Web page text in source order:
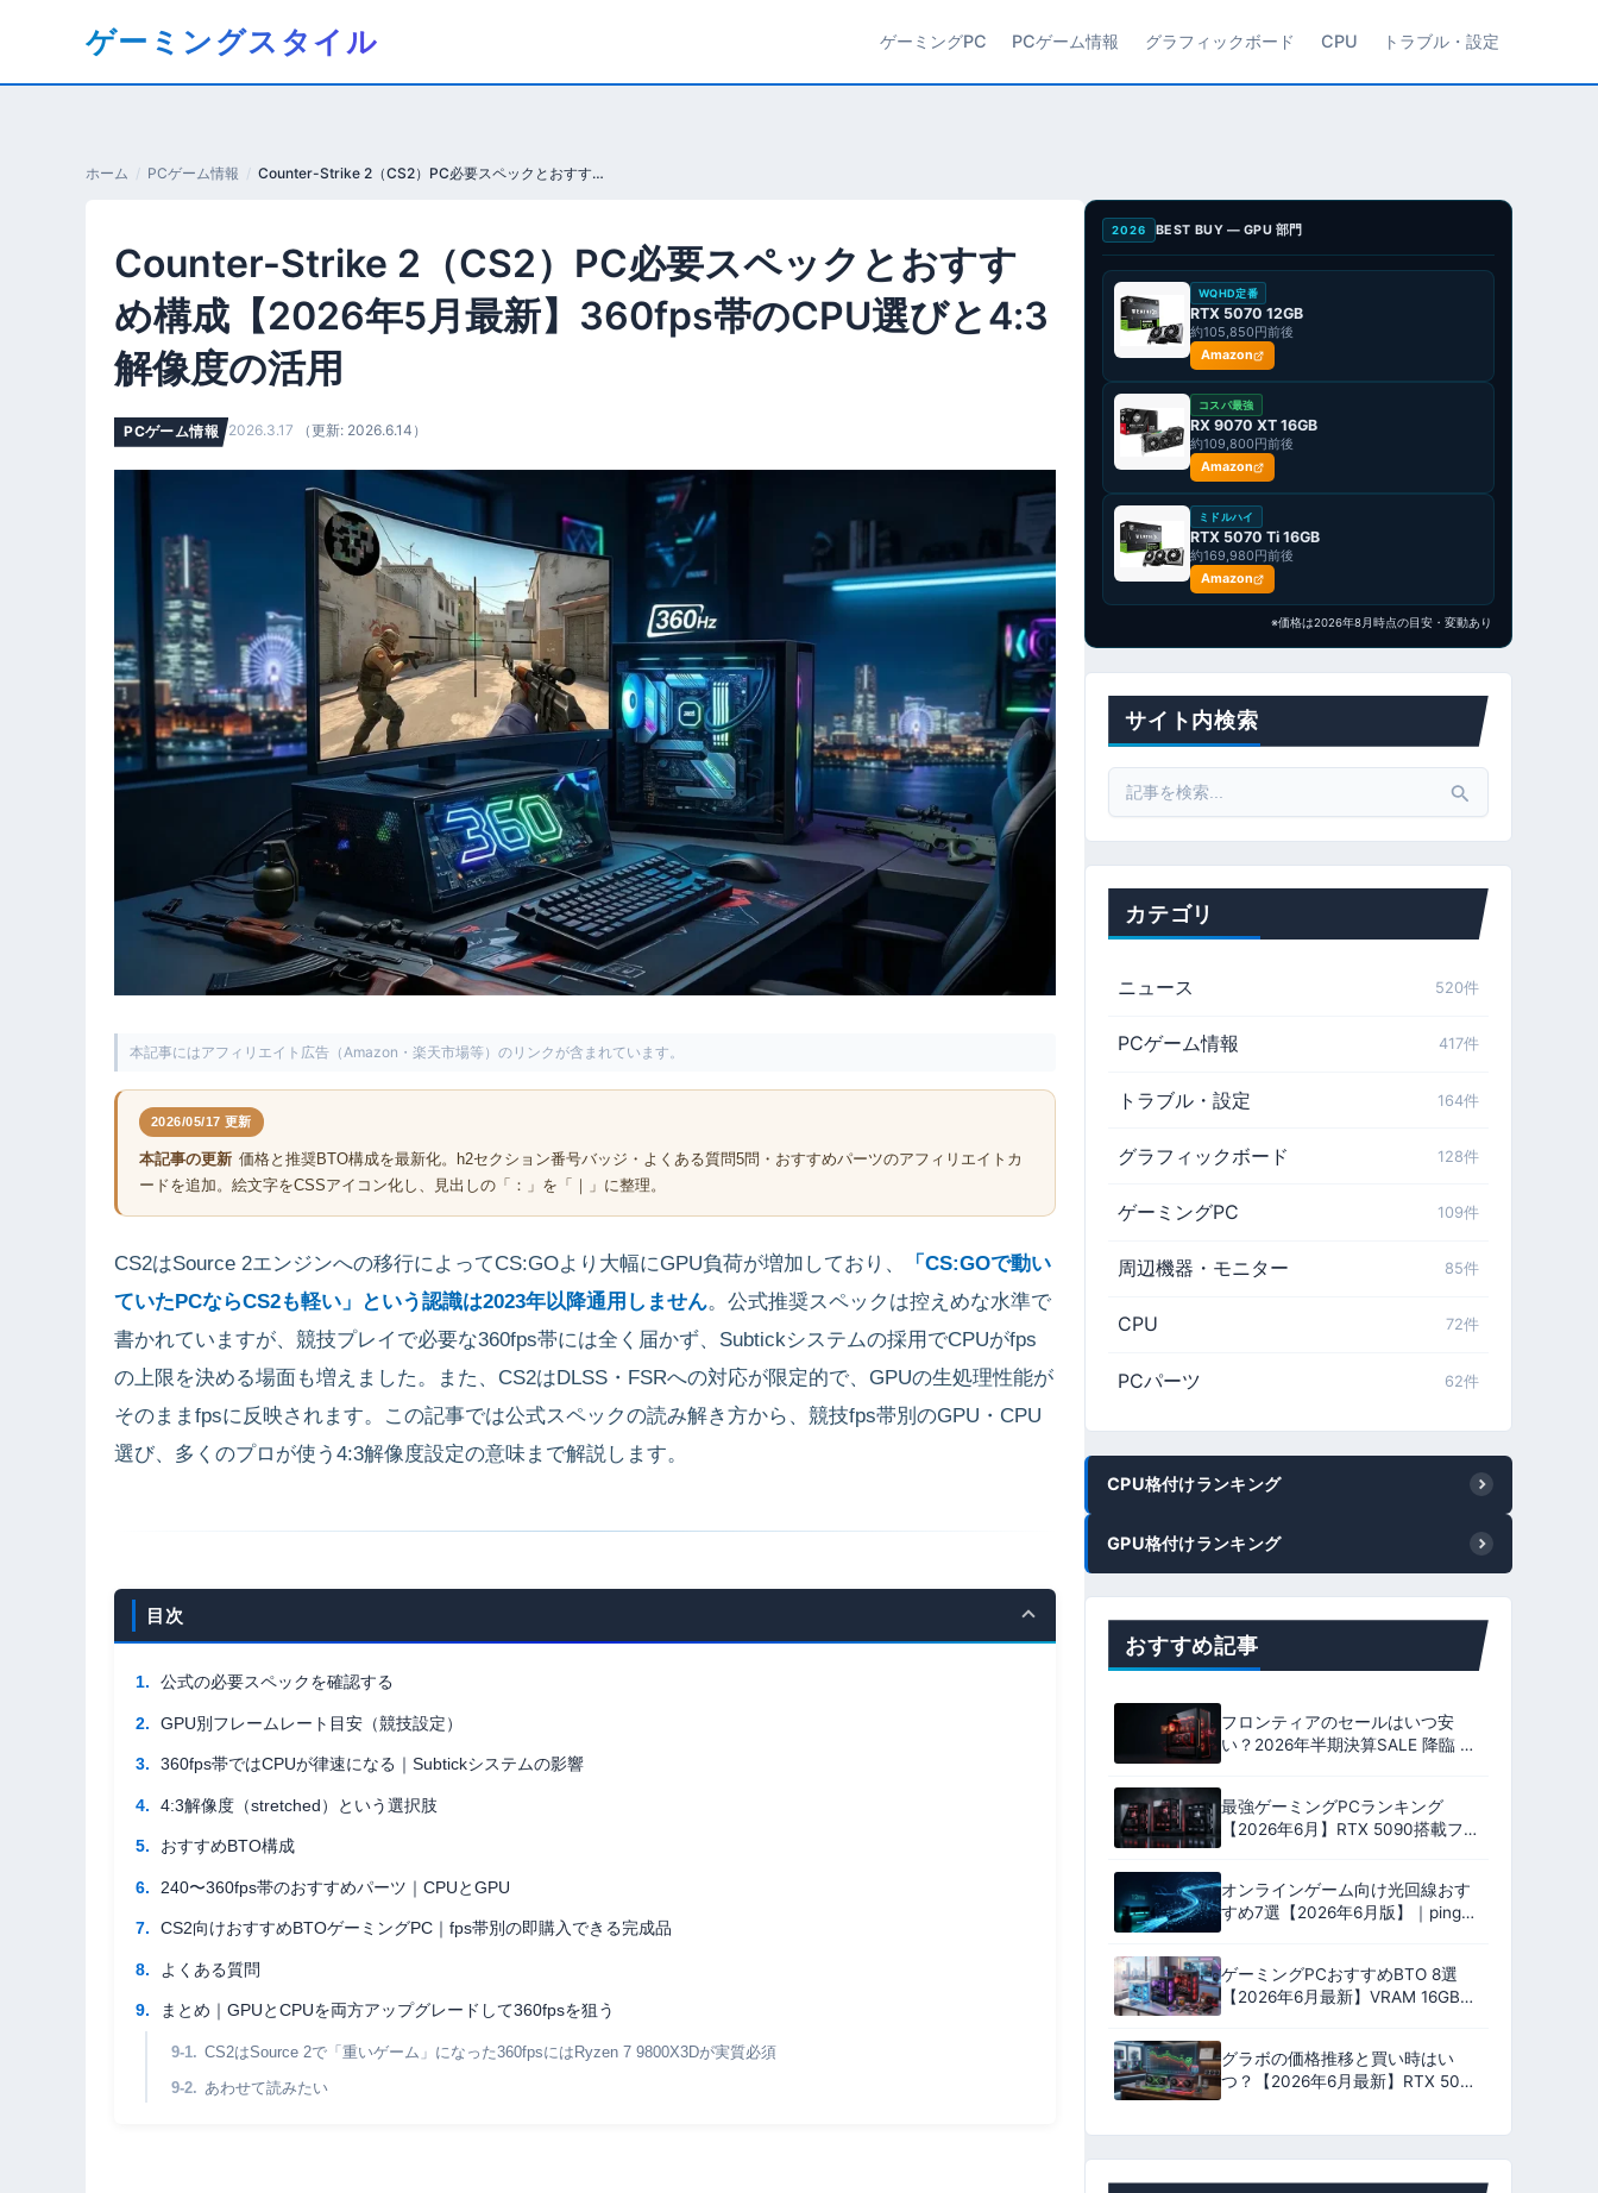
テ
ゲーミングスタイル ゲーミングPC PCゲーム情報 グラフィックボード CPU トラブル・設定
ホーム PCゲーム情報 Counter-Strike 2（CS2）PC必要スペックとおすすめ構成【2026年5月最新】360fps帯のCPU選びと4:3解像度の活用
Counter-Strike 2（CS2）PC必要スペックとおすす
め構成【2026年5月最新】360fps帯のCPU選びと4:3
解像度の活用
PCゲーム情報 2026.3.17 （更新: 2026.6.14）
本記事にはアフィリエイト広告（Amazon・楽天市場等）のリンクが含まれています。
2026/05/17 更新
本記事の更新 価格と推奨BTO構成を最新化。h2セクション番号バッジ・よくある質問5問・おすすめパーツのアフィリエイトカ
ードを追加。絵文字をCSSアイコン化し、見出しの「：」を「｜」に整理。
CS2はSource 2エンジンへの移行によってCS:GOより大幅にGPU負荷が増加しており、
「CS:GOで動い
ていたPCならCS2も軽い」という認識は2023年以降通用しません。公式推奨スペックは控えめな水準で
書かれていますが、競技プレイで必要な360fps帯には全く届かず、Subtickシステムの採用でCPUがfps
の上限を決める場面も増えました。また、CS2はDLSS・FSRへの対応が限定的で、GPUの生処理性能が
そのままfpsに反映されます。この記事では公式スペックの読み解き方から、競技fps帯別のGPU・CPU
選び、多くのプロが使う4:3解像度設定の意味まで解説します。
目次
公式の必要スペックを確認する
GPU別フレームレート目安（競技設定）
360fps帯ではCPUが律速になる｜Subtickシステムの影響
4:3解像度（stretched）という選択肢
おすすめBTO構成
240〜360fps帯のおすすめパーツ｜CPUとGPU
CS2向けおすすめBTOゲーミングPC｜fps帯別の即購入できる完成品
よくある質問
まとめ｜GPUとCPUを両方アップグレードして360fpsを狙う
CS2はSource 2で「重いゲーム」になった360fpsにはRyzen 7 9800X3Dが実質必須
あわせて読みたい
2026 BEST BUY — GPU 部門
WQHD定番
RTX 5070 12GB
約105,850円前後
Amazon
コスパ最強
RX 9070 XT 16GB
約109,800円前後
Amazon
ミドルハイ
RTX 5070 Ti 16GB
約169,980円前後
Amazon
※価格は2026年8月時点の目安・変動あり
サイト内検索
Search
for:
カテゴリ
ニュース 520件
PCゲーム情報 417件
トラブル・設定 164件
グラフィックボード 128件
ゲーミングPC 109件
周辺機器・モニター 85件
CPU 72件
PCパーツ 62件
CPU格付けランキング
GPU格付けランキング
おすすめ記事
フロンティアのセールはいつ安
い？2026年半期決算SALE 降臨 全
18機種のおすすめ｜いちおしは
9800X3D ＋ RX 9070 XT
最強ゲーミングPCランキング
【2026年6月】RTX 5090搭載フラ
グシップ9機を性能・安定性・コス
パ・保証の4軸100点で格付け
オンラインゲーム向け光回線おす
すめ7選【2026年6月版】｜ping実
測比較とプロバイダ選びで失敗し
ない完全ガイド
ゲーミングPCおすすめBTO 8選
【2026年6月最新】VRAM 16GB中
心・17万円台〜RTX 5060
Ti/5070/5080搭載モデル
グラボの価格推移と買い時はい
つ？【2026年6月最新】RTX 50・
RX 9000の値下がり予測と購入判